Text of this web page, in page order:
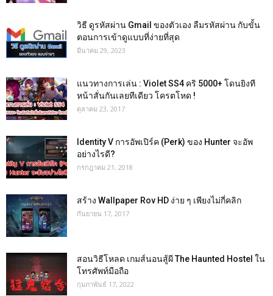
วิธี ดูรหัสผ่าน Gmail ของตัวเอง ลืมรหัสผ่าน กับขั้น
ตอนการเข้าดูแบบที่ง่ายที่สุด
มีนาคม 29, 2023
แนวทางการเล่น : Violet SS4 คริ 5000+ โดนยิงที
หน้าสั่นกันเลยทีเดียว โครตโหด !
ตุลาคม 23, 2017
Identity V การอัพเปิร์ค (Perk) ของ Hunter จะอัพ
อย่างไรดี?
กรกฎาคม 21, 2018
สร้าง Wallpaper Rov HD ง่าย ๆ เพียงไม่กี่คลิก
กันยายน 17, 2017
สอนวิธีโหลด เกมส์นอนสู้ผี The Haunted Hostel ใน
โทรศัพท์มือถือ
กุมภาพันธ์ 17, 2022